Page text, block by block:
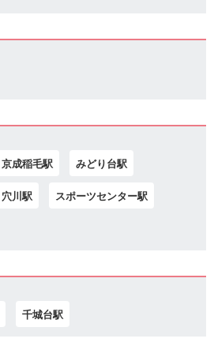
京成稲毛駅 みどり台駅
穴川駅 スポーツセンター駅
千城台駅